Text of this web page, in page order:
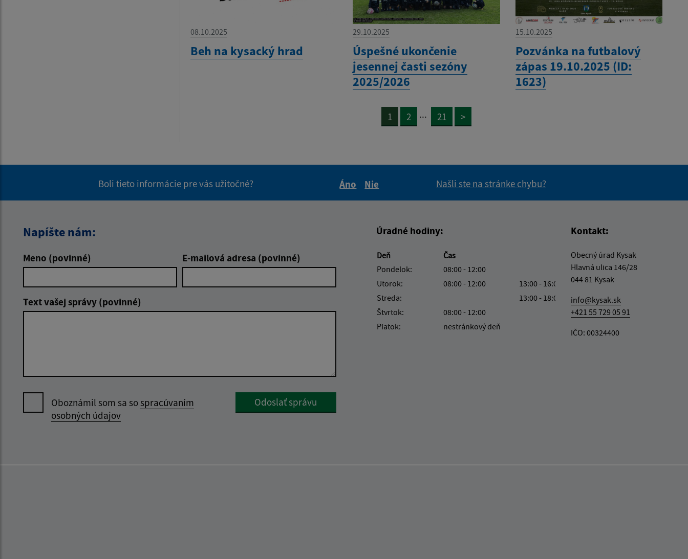
08.10.2025
Beh na kysacký hrad
29.10.2025
Úspešné ukončenie
jesennej časti sezóny
2025/2026
15.10.2025
Pozvánka na futbalový
zápas 19.10.2025 (ID:
1623)
1 2 ... 21 >
Boli tieto informácie pre vás užitočné?
Áno
Nie
Našli ste na stránke chybu?
Napíšte nám:
Meno (povinné) E-mailová adresa (povinné)
Text vašej správy (povinné)
Oboznámil som sa sospracúvaním
osobných údajov
Google reCaptcha Response
Odoslať správu
Úradné hodiny:
Deň
Čas
Pondelok:
08:00 - 12:00
Utorok:
08:00 - 12:00
13:00 - 16:00
Streda:
13:00 - 18:00
Štvrtok:
08:00 - 12:00
Piatok:
nestránkový deň
Kontakt:
Obecný úrad Kysak
Hlavná ulica 146/28
044 81 Kysak
info@kysak.sk
+421 55 729 05 91
IČO: 00324400